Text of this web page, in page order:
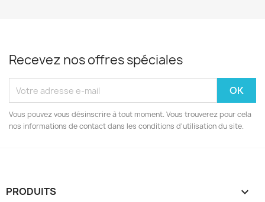
Recevez nos offres spéciales
Vous pouvez vous désinscrire à tout moment. Vous trouverez pour cela
nos informations de contact dans les conditions d'utilisation du site.
PRODUITS 